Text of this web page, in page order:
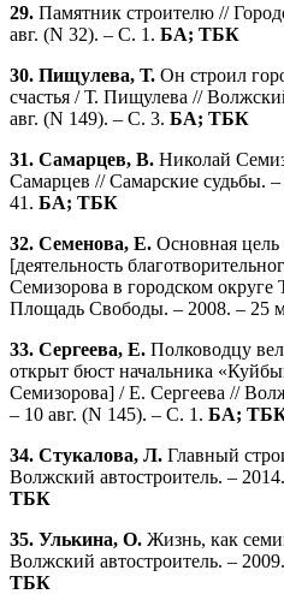
29. Памятник строителю //
авг. (N 32). – С. 1. БА; ТБК
30. Пищулева, Т. Он строил
счастья / Т. Пищулева //
авг. (N 149). – С. 3. БА; ТБК
31. Самарцев, В. Николай
Самарцев // Самарские судьбы.
41. БА; ТБК
32. Семенова, Е. Основная цель
[деятельность
Семизорова в городском
Площадь Свободы. – 2008. – 25
33. Сергеева, Е. Полководцу
открыт бюст начальника
Семизорова] / Е. Сергеева //
– 10 авг. (N 145). – С. 1. БА;
34. Стукалова, Л. Главный
Волжский автостроитель. –
ТБК
35. Улькина, О. Жизнь, как
Волжский автостроитель. –
ТБК